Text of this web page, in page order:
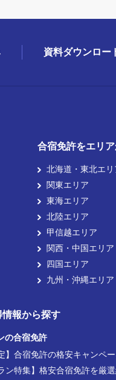
資料ダウンロー
合宿免許をエリ
北海道・東北エリ
関東エリア
東海エリア
北陸エリア
甲信越エリア
関西・中国エリア
四国エリア
九州・沖縄エリア
報から探す
の合宿免許
】合宿免許の格安キャンペ
ン特集】格安合宿免許を厳選